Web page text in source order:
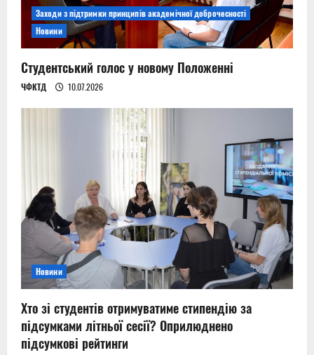
Заходи з підтримки принципів академічної доброчесності
Новини
Студентський голос у новому Положенні
ЧФКТД 10.07.2026
Новини
Хто зі студентів отримуватиме стипендію за
підсумками літньої сесії? Оприлюднено
підсумкові рейтинги